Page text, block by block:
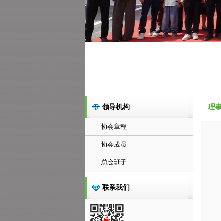
领导机构
协会章程
协会成员
总会班子
联系我们
理